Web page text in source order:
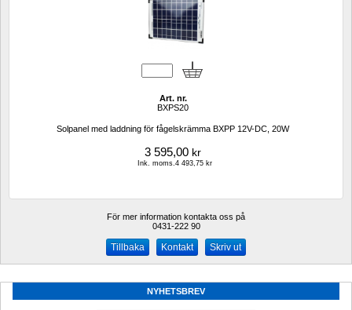
Art. nr.
BXPS20
Solpanel med laddning för fågelskrämma BXPP 12V-DC, 20W
3 595,00 kr
Ink. moms.4 493,75 kr
För mer information kontakta oss på
0431-222 90
Kontakt Skriv ut
NYHETSBREV